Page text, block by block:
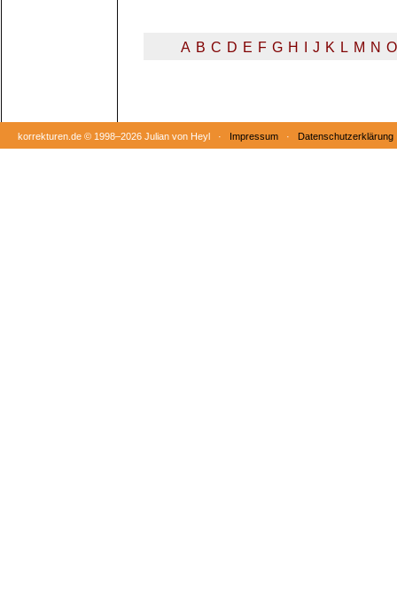
A B C D E F G H J K L M N O
korrekturen.de © 1998–2026 Julian von Heyl · Impressum · Datenschutzerklärung